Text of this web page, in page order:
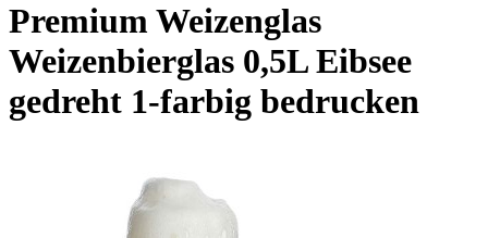
Premium Weizenglas
Weizenbierglas 0,5L Eibsee
gedreht 1-farbig bedrucken